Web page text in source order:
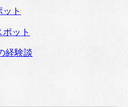
ト
ット
経験談